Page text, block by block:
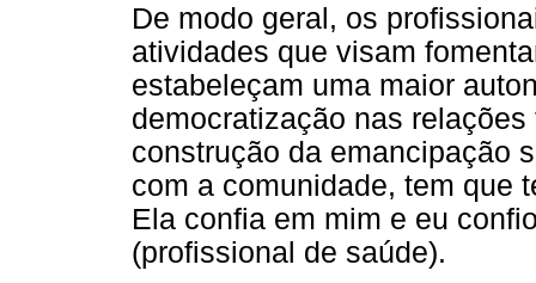
De modo geral, os
atividades que visam
estabeleçam uma maior
democratização nas
construção da emancipação
com a comunidade, tem que
Ela confia em mim e eu
(profissional de saúde).